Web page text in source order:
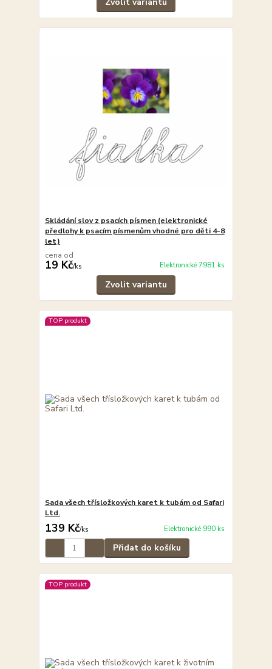
Zvolit variantu
Skládání slov z psacích písmen (elektronické
předlohy k psacím písmenům vhodné pro děti 4-8
let)
cena od
19 Kč/ks Elektronické 7981 ks
Zvolit variantu
TOP produkt
Sada všech třísložkových karet k tubám od Safari
Ltd.
139 Kč/ks Elektronické 990 ks
Přidat do košíku
TOP produkt